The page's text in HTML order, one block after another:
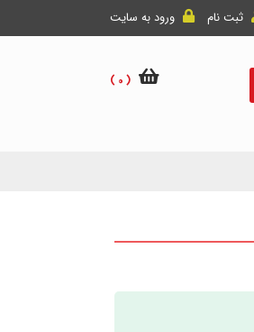
ثبت نام ورود به سایت
( 0 )